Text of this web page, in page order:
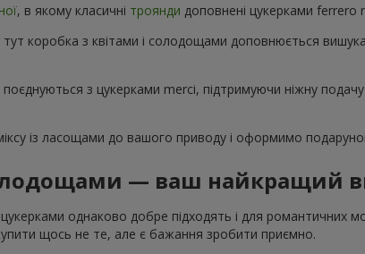
, в якому класичні троянди доповнені цукерками
коробка з квітами і солодощами доповнюється
з цукерками merci, підтримуючи ніжну подачу
із ласощами до вашого приводу і оформимо
— ваш найкращий
однаково добре підходять і для романтичних
щось не те, але є бажання зробити приємно.